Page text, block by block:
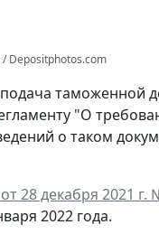
Depositphotos.com
таможенной
"О
о таком
28 декабря 2021 г.
2022 года.